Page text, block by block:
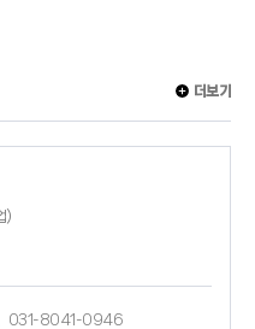
더보기
)
031-8041-0946